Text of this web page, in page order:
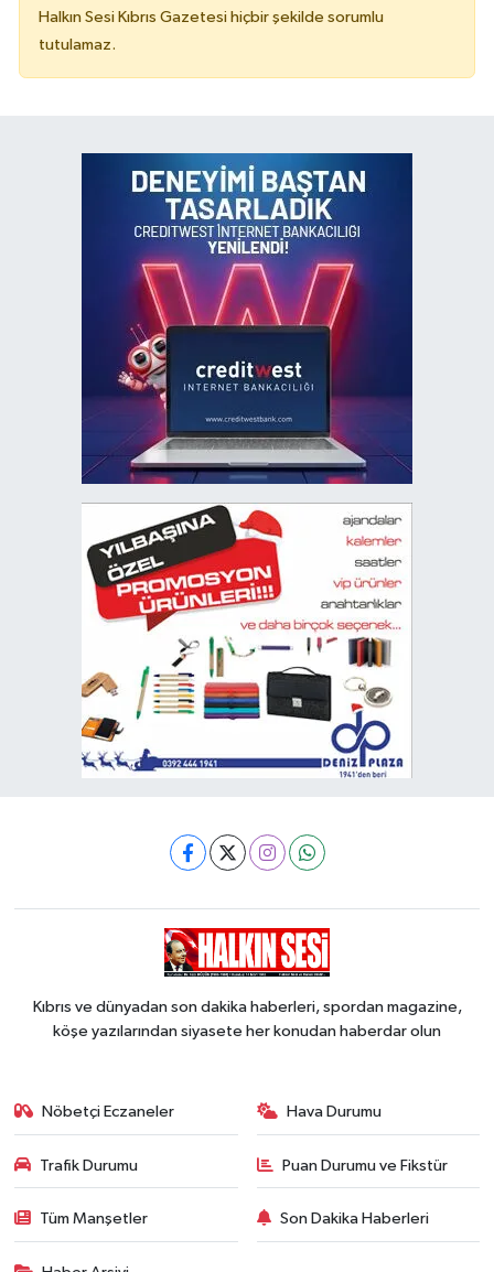
Halkın Sesi Kıbrıs Gazetesi hiçbir şekilde sorumlu
tutulamaz.
Kıbrıs ve dünyadan son dakika haberleri, spordan magazine,
köşe yazılarından siyasete her konudan haberdar olun
Nöbetçi Eczaneler Hava Durumu
Trafik Durumu Puan Durumu ve Fikstür
Tüm Manşetler Son Dakika Haberleri